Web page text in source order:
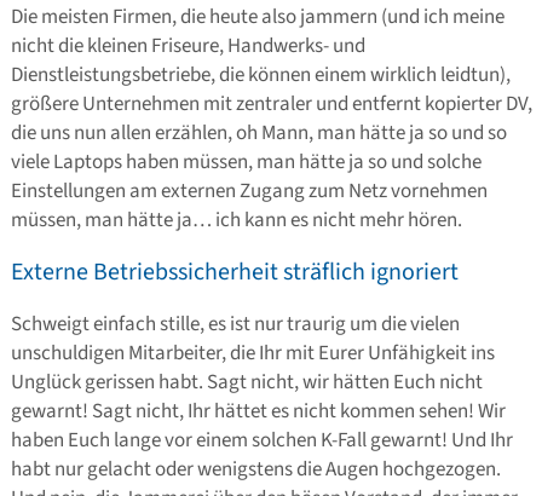
Die meisten Firmen, die heute also jammern (und ich meine
nicht die kleinen Friseure, Handwerks- und
Dienstleistungsbetriebe, die können einem wirklich leidtun),
größere Unternehmen mit zentraler und entfernt kopierter DV,
die uns nun allen erzählen, oh Mann, man hätte ja so und so
viele Laptops haben müssen, man hätte ja so und solche
Einstellungen am externen Zugang zum Netz vornehmen
müssen, man hätte ja… ich kann es nicht mehr hören.
Externe Betriebssicherheit sträflich ignoriert
Schweigt einfach stille, es ist nur traurig um die vielen
unschuldigen Mitarbeiter, die Ihr mit Eurer Unfähigkeit ins
Unglück gerissen habt. Sagt nicht, wir hätten Euch nicht
gewarnt! Sagt nicht, Ihr hättet es nicht kommen sehen! Wir
haben Euch lange vor einem solchen K-Fall gewarnt! Und Ihr
habt nur gelacht oder wenigstens die Augen hochgezogen.